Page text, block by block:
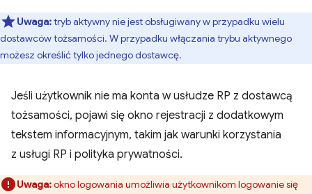
Uwaga:tryb aktywny nie jest obsługiwany w przypadku wielu
dostawców tożsamości. W przypadku włączania trybu aktywnego
możesz określić tylko jednego dostawcę.
Jeśli użytkownik nie ma konta w usłudze RP z dostawcą
tożsamości, pojawi się okno rejestracji z dodatkowym
tekstem informacyjnym, takim jak warunki korzystania
z usługi RP i polityka prywatności.
Uwaga:okno logowania umożliwia użytkownikom logowanie się